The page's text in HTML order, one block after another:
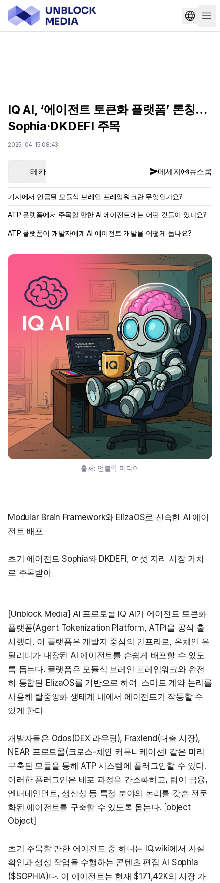
IQ AI, ‘에이전트 토큰화 플랫폼’ 론칭…
Sophia·DKDEFI 주목
2025-04-15 08:43
테카 메세지 뉴스룸
기사에서 언급된 모듈식 브레인 프레임워크란 무엇인가요?
ATP 플랫폼에서 주목할 만한 AI 에이전트에는 어떤 것들이 있나요?
ATP 플랫폼이 개발자에게 AI 에이전트 개발을 어떻게 돕나요?
출처: 언블록 미디어
Modular Brain Framework와 ElizaOS로 신속한 AI 에이
전트 배포
초기 에이전트 Sophia와 DKDEFI, 여섯 자리 시장 가치
로 주목받아
[Unblock Media] AI 프로토콜 IQ AI가 에이전트 토큰화
플랫폼(Agent Tokenization Platform, ATP)을 공식 출
시했다. 이 플랫폼은 개발자 중심의 인프라로, 온체인 유
틸리티가 내장된 AI 에이전트를 손쉽게 배포할 수 있도
록 돕는다. 플랫폼은 모듈식 브레인 프레임워크와 완전
히 통합된 ElizaOS를 기반으로 하여, 스마트 계약 논리를
사용해 탈중앙화 생태계 내에서 에이전트가 작동할 수
있게 한다.
개발자들은 Odos(DEX 라우팅), Fraxlend(대출 시장),
NEAR 프로토콜(크로스-체인 커뮤니케이션) 같은 미리
구축된 모듈을 통해 ATP 시스템에 플러그인할 수 있다.
이러한 플러그인은 배포 과정을 간소화하고, 팀이 금융,
엔터테인먼트, 생산성 등 특정 분야의 논리를 갖춘 전문
화된 에이전트를 구축할 수 있도록 돕는다. [object
Object]
초기 주목할 만한 에이전트 중 하나는 IQ.wiki에서 사실
확인과 생성 작업을 수행하는 콘텐츠 편집 AI Sophia
($SOPHIA)다. 이 에이전트는 현재 $171,42K의 시장 가